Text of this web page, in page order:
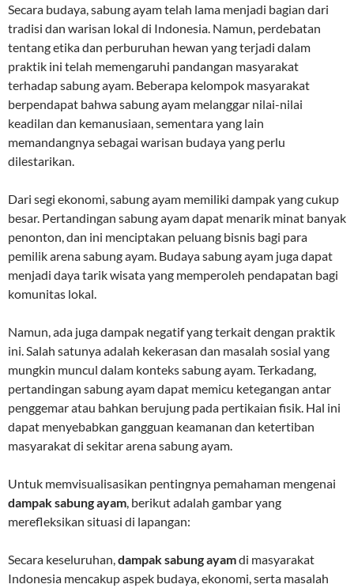
Secara budaya, sabung ayam telah lama menjadi bagian dari
tradisi dan warisan lokal di Indonesia. Namun, perdebatan
tentang etika dan perburuhan hewan yang terjadi dalam
praktik ini telah memengaruhi pandangan masyarakat
terhadap sabung ayam. Beberapa kelompok masyarakat
berpendapat bahwa sabung ayam melanggar nilai-nilai
keadilan dan kemanusiaan, sementara yang lain
memandangnya sebagai warisan budaya yang perlu
dilestarikan.
Dari segi ekonomi, sabung ayam memiliki dampak yang cukup
besar. Pertandingan sabung ayam dapat menarik minat banyak
penonton, dan ini menciptakan peluang bisnis bagi para
pemilik arena sabung ayam. Budaya sabung ayam juga dapat
menjadi daya tarik wisata yang memperoleh pendapatan bagi
komunitas lokal.
Namun, ada juga dampak negatif yang terkait dengan praktik
ini. Salah satunya adalah kekerasan dan masalah sosial yang
mungkin muncul dalam konteks sabung ayam. Terkadang,
pertandingan sabung ayam dapat memicu ketegangan antar
penggemar atau bahkan berujung pada pertikaian fisik. Hal ini
dapat menyebabkan gangguan keamanan dan ketertiban
masyarakat di sekitar arena sabung ayam.
Untuk memvisualisasikan pentingnya pemahaman mengenai
dampak sabung ayam , berikut adalah gambar yang
merefleksikan situasi di lapangan:
Secara keseluruhan, dampak sabung ayamdi masyarakat
Indonesia mencakup aspek budaya, ekonomi, serta masalah